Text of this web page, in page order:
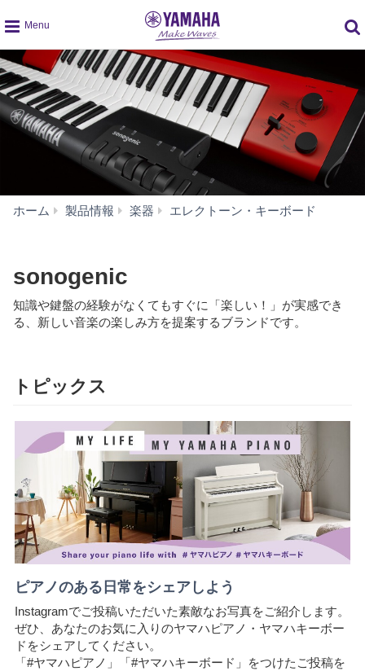
global
navigation
ホーム 製品情報 楽器 エレクトーン・キーボード
sonogenic
知識や鍵盤の経験がなくてもすぐに「楽しい！」が実感でき
る、新しい音楽の楽しみ方を提案するブランドです。
トピックス
ピアノのある日常をシェアしよう
Instagramでご投稿いただいた素敵なお写真をご紹介します。
ぜひ、あなたのお気に入りのヤマハピアノ・ヤマハキーボー
ドをシェアしてください。
「#ヤマハピアノ」「#ヤマハキーボード」をつけたご投稿を